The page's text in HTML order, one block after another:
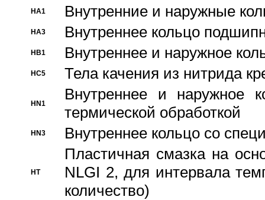
HA1 Внутренние и наружные
HA3 Bнутреннее кольцо
HB1 Bнутреннее и наружное
HC5 Тела качения из нитрида
HN1
Bнутреннее и наружное
термической обработкой
HN3 Внутреннее кольцо со
HT
Пластичная смазка на
NLGI 2, для интервала
количество)